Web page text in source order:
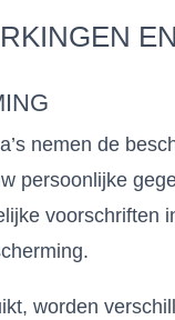
nemen de
persoonlijke
voorschriften
worden